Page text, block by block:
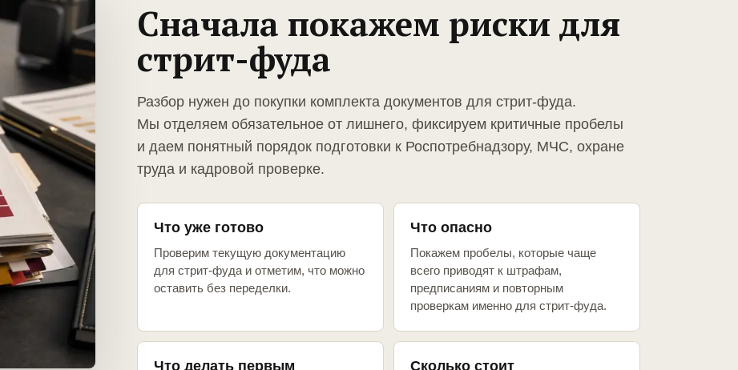
Сначала покажем риски для
стрит-фуда
Разбор нужен до покупки комплекта документов для стрит-фуда.
Мы отделяем обязательное от лишнего, фиксируем критичные пробелы
и даем понятный порядок подготовки к Роспотребнадзору, МЧС, охране
труда и кадровой проверке.
Что уже готово
Проверим текущую документацию
для стрит-фуда и отметим, что можно
оставить без переделки.
Что опасно
Покажем пробелы, которые чаще
всего приводят к штрафам,
предписаниям и повторным
проверкам именно для стрит-фуда.
Что делать первым Сколько стоит